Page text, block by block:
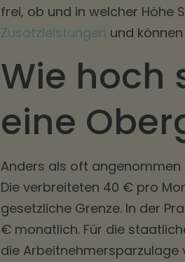
frei, ob und in welcher Höhe
Zusatzleistungen und
Wie hoch
eine
Anders als oft angenommen
Die verbreiteten 40 € pro
gesetzliche Grenze. In der
€ monatlich. Für die
die